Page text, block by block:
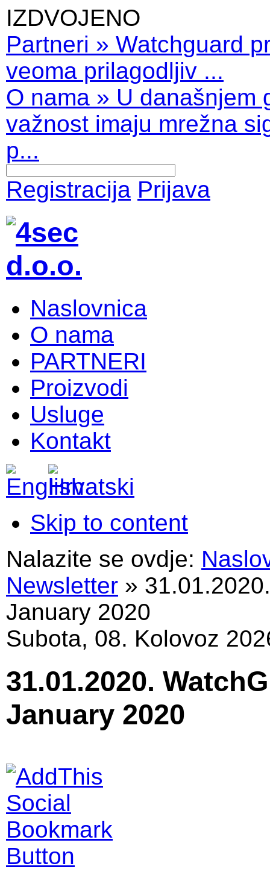
IZDVOJENO
Partneri » Watchguard
veoma prilagodljiv ...
O nama » U današnjem
važnost imaju mrežna
p...
Registracija Prijava
Naslovnica
O nama
PARTNERI
Proizvodi
Usluge
Kontakt
Skip to content
Nalazite se ovdje:
Newsletter »
January 2020
Subota, 08. Kolovoz
31.01.2020.
January 2020